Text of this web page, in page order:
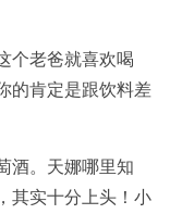
个老爸就喜欢喝
的肯定是跟饮料差
酒。天娜哪里知
其实十分上头！小